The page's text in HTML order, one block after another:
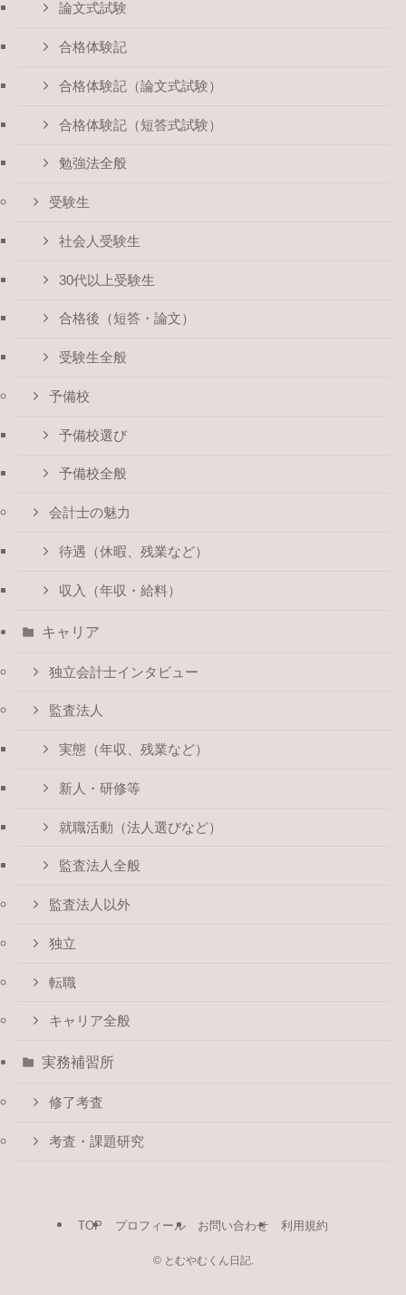
論文式試験
合格体験記
合格体験記（論文式試験）
合格体験記（短答式試験）
勉強法全般
受験生
社会人受験生
30代以上受験生
合格後（短答・論文）
受験生全般
予備校
予備校選び
予備校全般
会計士の魅力
待遇（休暇、残業など）
収入（年収・給料）
キャリア
独立会計士インタビュー
監査法人
実態（年収、残業など）
新人・研修等
就職活動（法人選びなど）
監査法人全般
監査法人以外
独立
転職
キャリア全般
実務補習所
修了考査
考査・課題研究
TOP プロフィール お問い合わせ 利用規約
©とむやむくん日記.